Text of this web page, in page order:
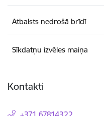
Atbalsts nedrošā brīdī
Sīkdatņu izvēles maiņa
Kontakti